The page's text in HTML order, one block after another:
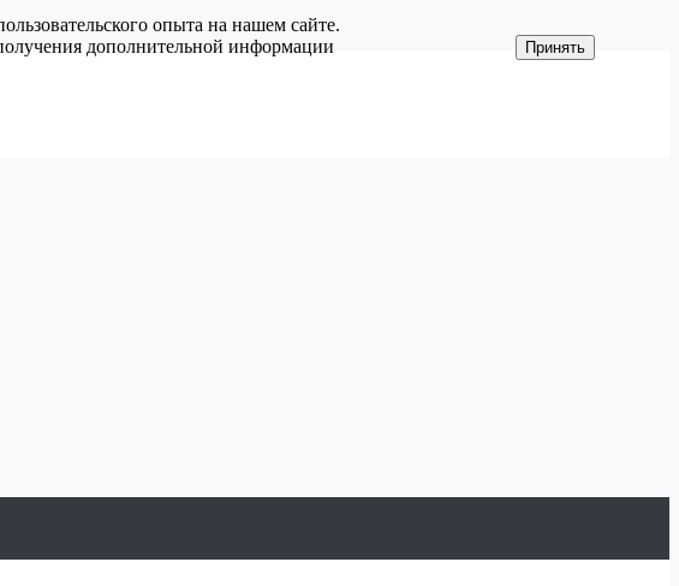
опыта на нашем сайте.
дополнительной информации
Принять